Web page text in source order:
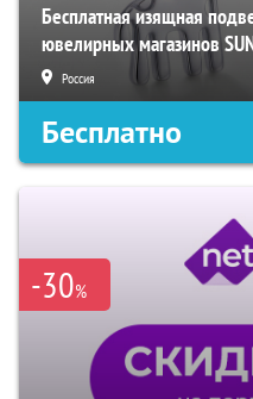
Бесплатная изящная
ювелирных магазинов
Россия
Бесплатно
-30%